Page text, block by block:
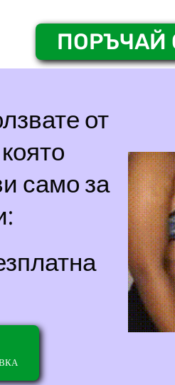
ПОРЪЧАЙ
от
само за